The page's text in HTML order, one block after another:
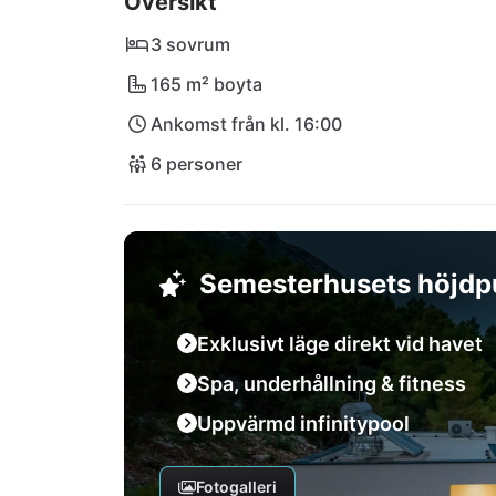
höjdpunkter, medan den pittoreska staden
dess charmiga gränder. Och om du är
Peljesac börjar din drömsemester med
Adriatiska havet.
3 sovrum
165 m² boyta
Ankomst från kl. 16:00
6 personer
Semesterhusets
Exklusivt läge direkt vid havet
Spa, underhållning & fitness
Uppvärmd infinitypool
Fotogalleri